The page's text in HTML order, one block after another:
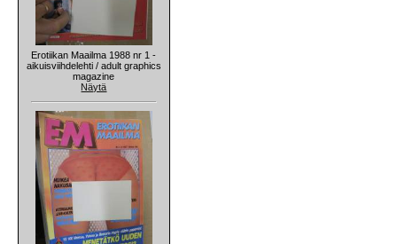
Erotiikan Maailma 1988 nr 1 -
aikuisviihdelehti / adult graphics
magazine
Näytä